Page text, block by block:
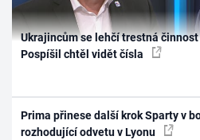
Ukrajincům se lehčí trestná
Pospíšil chtěl vidět čísla
Prima přinese další krok Sparty v
rozhodující odvetu v Lyonu